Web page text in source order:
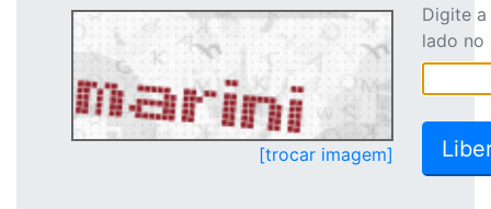
[trocar imagem]
Digite
lado no